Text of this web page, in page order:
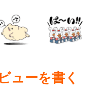
ューを書く